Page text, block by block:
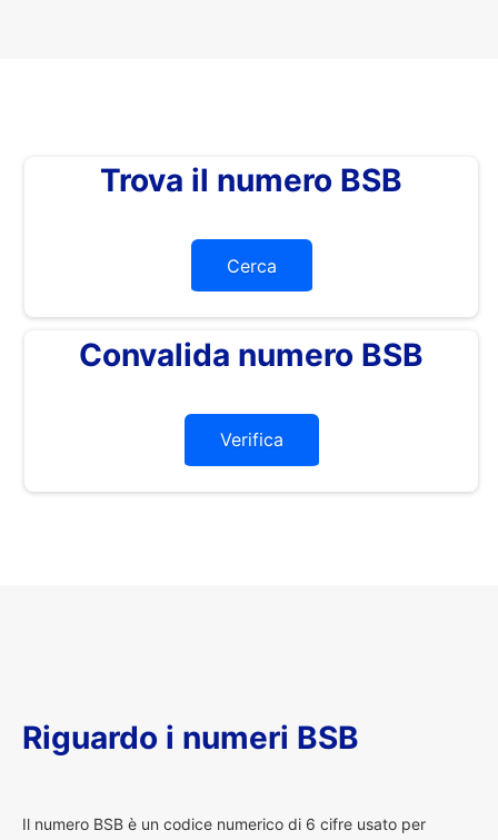
Trova il numero BSB
Cerca
Convalida numero BSB
Verifica
Riguardo i numeri BSB
Il numero BSB è un codice numerico di 6 cifre usato per